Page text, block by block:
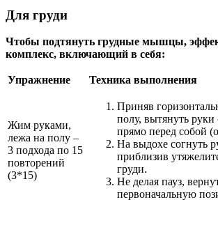
Для груди
Чтобы подтянуть грудные мышцы,
комплекс, включающий в себя:
Упражнение Техника выполнения
Жим руками,
лежа на полу –
3 подхода по 15
повторений
(3*15)
Приняв
полу, вытянуть руки
прямо перед собой
На выдохе согнуть
приблизив
груди.
Не делая пауз,
первоначальную